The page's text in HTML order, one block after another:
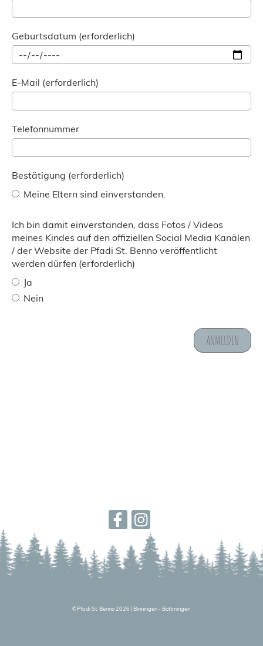
Geburtsdatum (erforderlich)
E-Mail (erforderlich)
Telefonnummer
Bestätigung (erforderlich)
Meine Eltern sind einverstanden.
Ich bin damit einverstanden, dass Fotos / Videos
meines Kindes auf den offiziellen Social Media Kanälen
/ der Website der Pfadi St. Benno veröffentlicht
werden dürfen (erforderlich)
Ja
Nein
©Pfadi St. Benno 2026 | Binningen - Bottmingen